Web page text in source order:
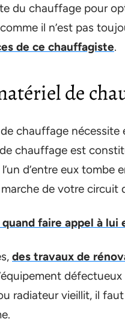
du chauffage pour
il n’est pas
de ce chauffagiste.
de
chauffage nécessite
chauffage est
d’entre eux tombe
de votre circuit
faire appel à
des travaux de
radiateur vieillit, il